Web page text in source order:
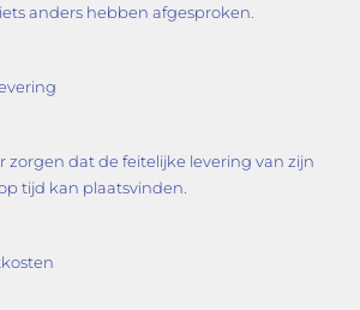
anders hebben afgesproken.
zorgen dat de feitelijke levering van zijn
tijd kan plaatsvinden.